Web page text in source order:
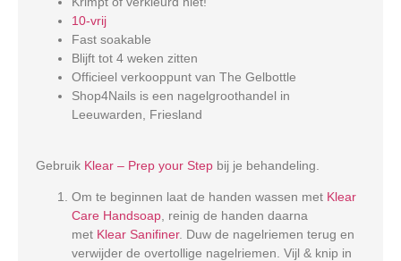
10-vrij
Fast soakable
Blijft tot 4 weken zitten
Officieel verkooppunt van The Gelbottle
Shop4Nails is een nagelgroothandel in
Leeuwarden, Friesland
Gebruik Klear – Prep your Step bij je behandeling.
Om te beginnen laat de handen wassen met Klear
Care Handsoap , reinig de handen daarna
met Klear Sanifiner. Duw de nagelriemen terug en
verwijder de overtollige nagelriemen. Vijl & knip in